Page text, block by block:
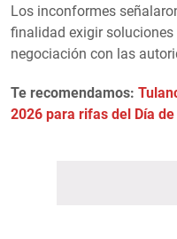
Los inconformes
finalidad exigir
negociación con las
Te recomendamos:
2026 para rifas del Día